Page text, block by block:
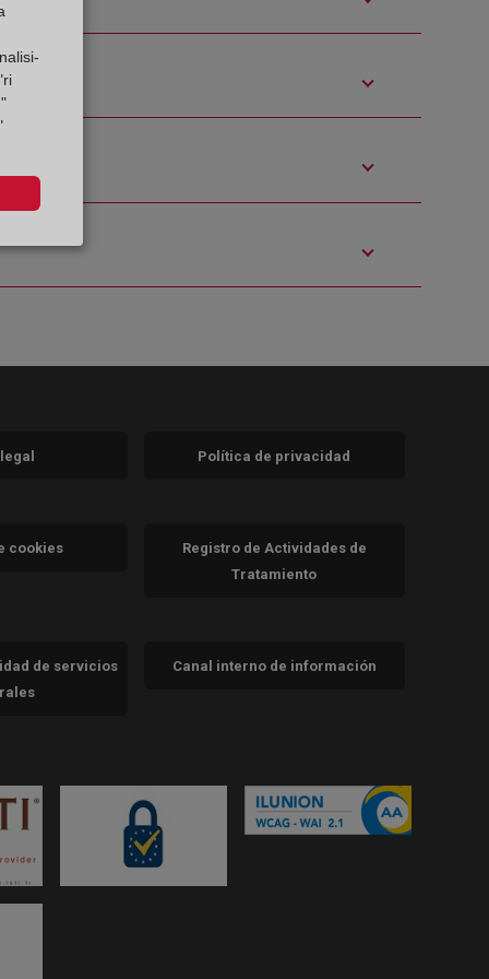
Política de privacidad
cookies
Registro de Actividades de
Tratamiento
de servicios
Canal interno de información